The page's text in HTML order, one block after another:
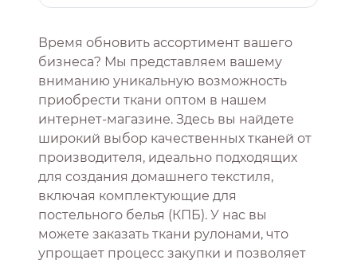
Время обновить ассортимент вашего
бизнеса? Мы представляем вашему
вниманию уникальную возможность
приобрести ткани оптом в нашем
интернет-магазине. Здесь вы найдете
широкий выбор качественных тканей от
производителя, идеально подходящих
для создания домашнего текстиля,
включая комплектующие для
постельного белья (КПБ). У нас вы
можете заказать ткани рулонами, что
упрощает процесс закупки и позволяет